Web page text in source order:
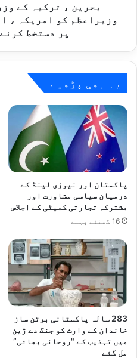
امریکہ
دستخط
کرنے
پرمبارکباد
بحرین ، ترکیہ کے
وزیراعظم کو امریکہ ،
پر دستخط
یہ بھی پڑھیے
پاکستان اور نیوزی لینڈ کے
درمیان سیاسی مشاورت اور
مشترکہ تجارتی کمیٹی کے اجلاس
16 گھنٹے پہلے
283 سالہ پاکستانی برتن ساز
خاندان کے وارث کو جنگ دے ژین
میں تہذیب کے "روحانی بھائی”
مل گئے